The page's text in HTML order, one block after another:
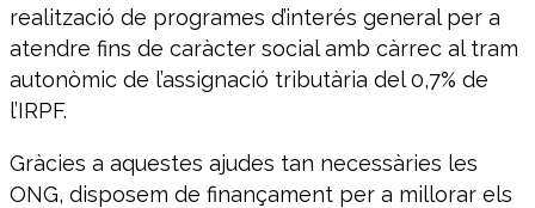
realització de programes d’interés general per a
atendre fins de caràcter social amb càrrec al tram
autonòmic de l’assignació tributària del 0,7% de
l’IRPF.
Gràcies a aquestes ajudes tan necessàries les
ONG, disposem de finançament per a millorar els